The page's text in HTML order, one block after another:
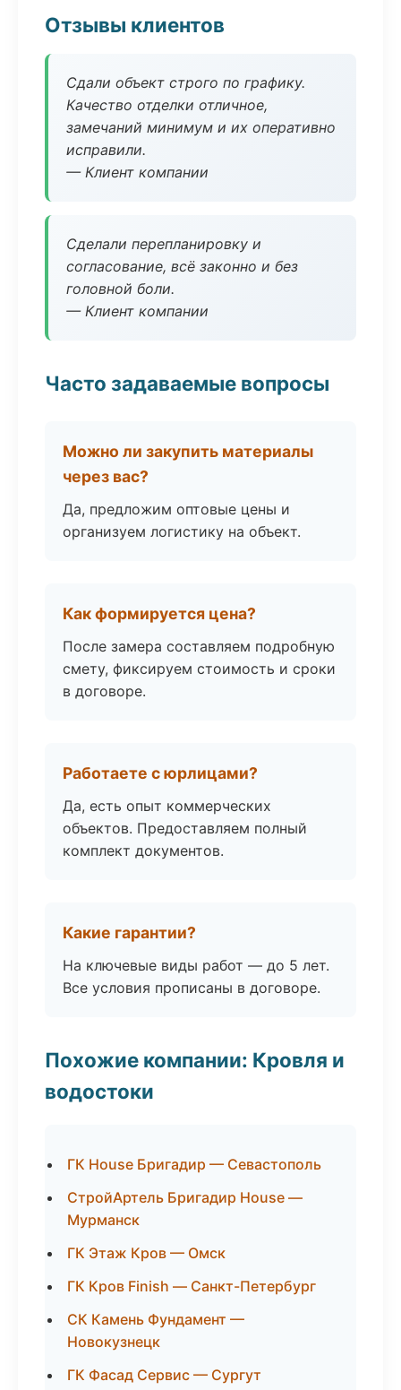
Отзывы клиентов
Сдали объект строго по графику.
Качество отделки отличное,
замечаний минимум и их оперативно
исправили.
— Клиент компании
Сделали перепланировку и
согласование, всё законно и без
головной боли.
— Клиент компании
Часто задаваемые вопросы
Можно ли закупить материалы
через вас?
Да, предложим оптовые цены и
организуем логистику на объект.
Как формируется цена?
После замера составляем подробную
смету, фиксируем стоимость и сроки
в договоре.
Работаете с юрлицами?
Да, есть опыт коммерческих
объектов. Предоставляем полный
комплект документов.
Какие гарантии?
На ключевые виды работ — до 5 лет.
Все условия прописаны в договоре.
Похожие компании: Кровля и
водостоки
ГК House Бригадир — Севастополь
СтройАртель Бригадир House —
Мурманск
ГК Этаж Кров — Омск
ГК Кров Finish — Санкт-Петербург
СК Камень Фундамент —
Новокузнецк
ГК Фасад Сервис — Сургут